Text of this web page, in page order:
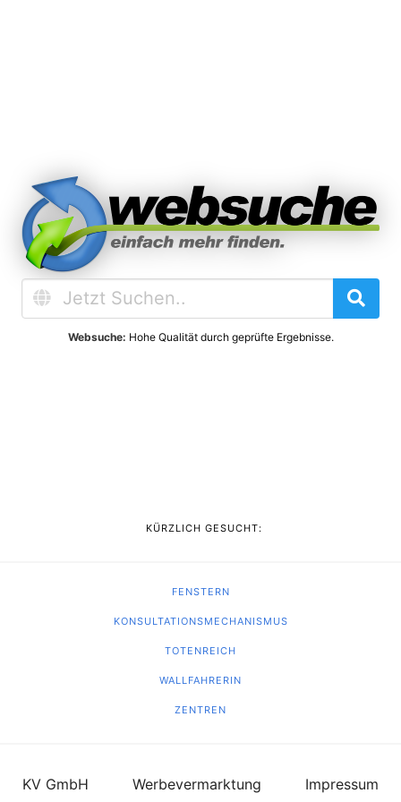
Websuche: Hohe Qualität durch geprüfte Ergebnisse.
KÜRZLICH GESUCHT:
FENSTERN
KONSULTATIONSMECHANISMUS
TOTENREICH
WALLFAHRERIN
ZENTREN
KV GmbH Werbevermarktung Impressum